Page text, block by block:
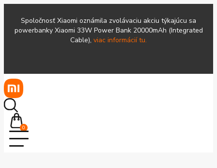
Spoločnosť Xiaomi oznámila zvolávaciu akciu týkajúcu sa
powerbanky Xiaomi 33W Power Bank 20000mAh (Integrated
Cable), viac informácií tu.
0